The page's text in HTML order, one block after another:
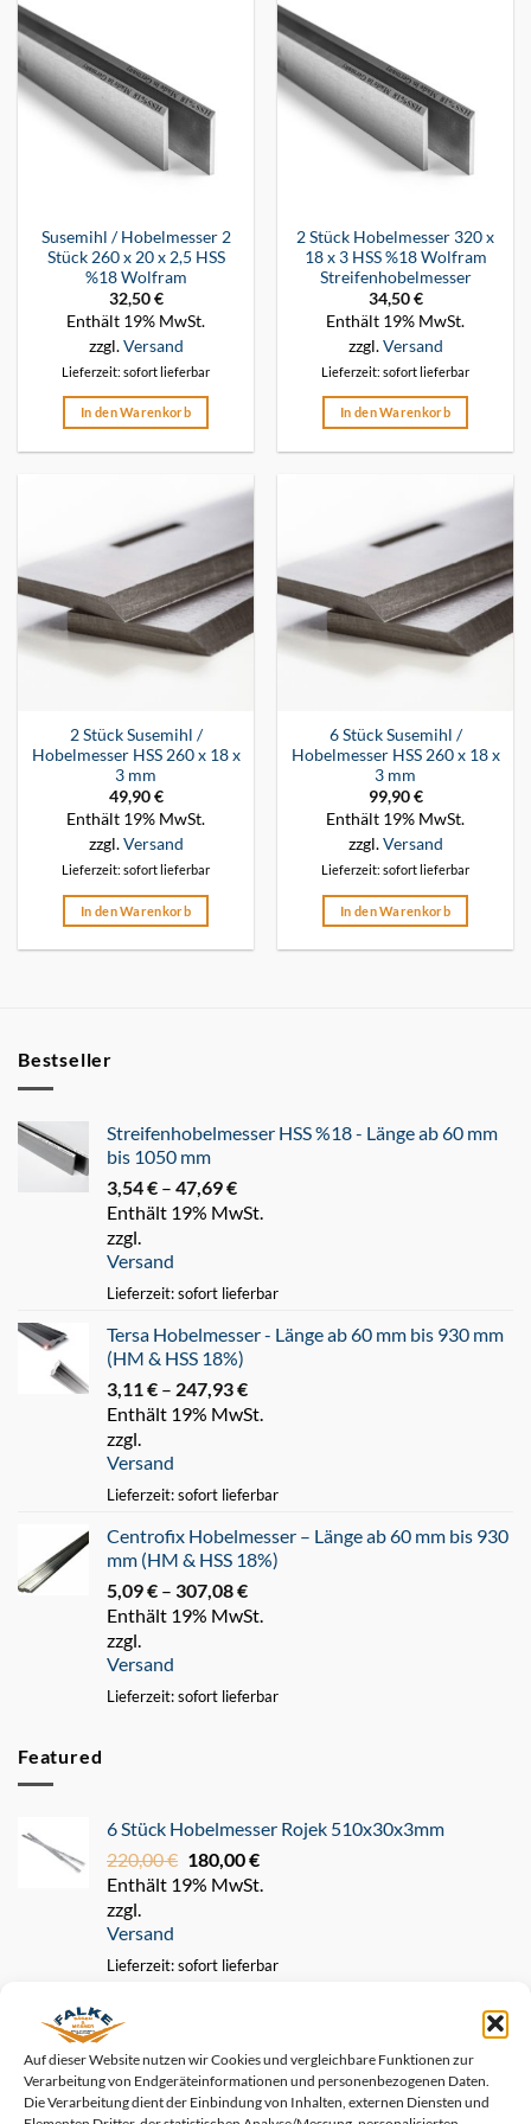
Auf dieser Website nutzen wir Cookies und vergleichbare Funktionen zur
Verarbeitung von Endgeräteinformationen und personenbezogenen Daten.
Die Verarbeitung dient der Einbindung von Inhalten, externen Diensten und
Susemihl / Hobelmesser 2
Stück 260 x 20 x 2,5 HSS
%18 Wolfram
32,50€
Enthält 19% MwSt.
zzgl.Versand
Lieferzeit: sofort lieferbar
In den Warenkorb
2 Stück Hobelmesser 320 x
18 x 3 HSS %18 Wolfram
Streifenhobelmesser
34,50€
Enthält 19% MwSt.
zzgl.Versand
Lieferzeit: sofort lieferbar
In den Warenkorb
2 Stück Susemihl /
Hobelmesser HSS 260 x 18 x
3 mm
49,90€
Enthält 19% MwSt.
zzgl.Versand
Lieferzeit: sofort lieferbar
In den Warenkorb
6 Stück Susemihl /
Hobelmesser HSS 260 x 18 x
3 mm
99,90€
Enthält 19% MwSt.
zzgl.Versand
Lieferzeit: sofort lieferbar
In den Warenkorb
Bestseller
Streifenhobelmesser HSS %18 - Länge ab 60 mm
bis 1050 mm
3,54€ – 47,69€
3,54 €
Enthält 19% MwSt.
zzgl.
Versand
Lieferzeit: sofort lieferbar
Tersa Hobelmesser - Länge ab 60 mm bis 930 mm
(HM & HSS 18%)
3,11€ – 247,93€
3,11 €
Enthält 19% MwSt.
zzgl.
Versand
Lieferzeit: sofort lieferbar
Centrofix Hobelmesser – Länge ab 60 mm bis 930
mm (HM & HSS 18%)
5,09€ – 307,08€
5,09 €
Enthält 19% MwSt.
zzgl.
Versand
Lieferzeit: sofort lieferbar
Featured
6 Stück Hobelmesser Rojek 510x30x3mm
220,00€ Ursprünglicher
Preis
180,00€Aktueller
Preis
Enthält 19% MwSt.
zzgl.
Versand
Lieferzeit: sofort lieferbar
45,00
Preis
war:
45,00 €
Preis
ist:
35,00 €.
Enthält 19% MwSt.
zzgl.
Versand